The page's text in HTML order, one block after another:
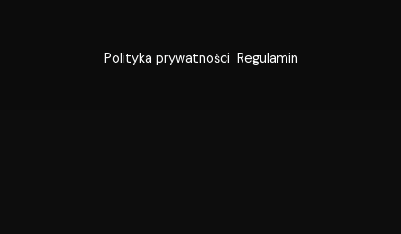
Polityka prywatności Regulamin